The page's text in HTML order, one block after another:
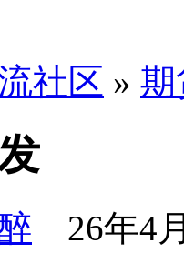
社区 » 期
26年4